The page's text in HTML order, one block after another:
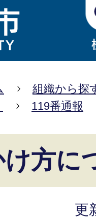
組織から探
119番通報
方に
更